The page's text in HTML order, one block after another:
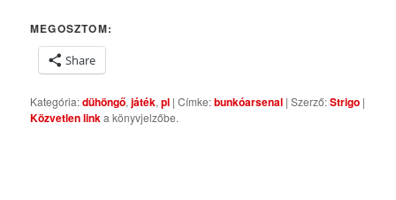
MEGOSZTOM:
Share
Kategória:dühöngő,játék,pl | Címke:bunkóarsenal | Szerző:Strigo |
Közvetlen linka könyvjelzőbe.